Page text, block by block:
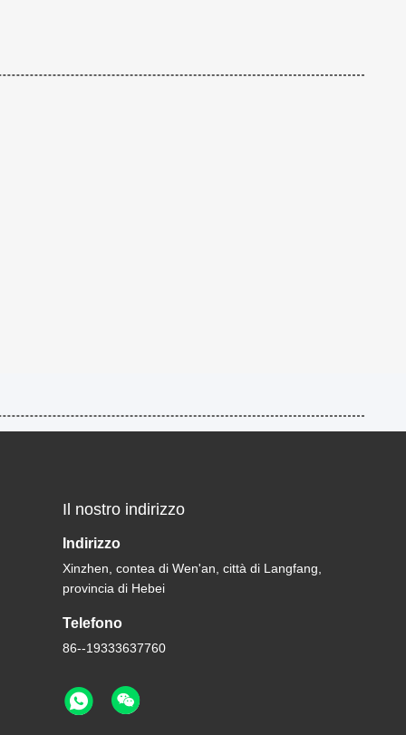
Il nostro indirizzo
Indirizzo
Xinzhen, contea di Wen'an, città di Langfang,
provincia di Hebei
Telefono
86--19333637760